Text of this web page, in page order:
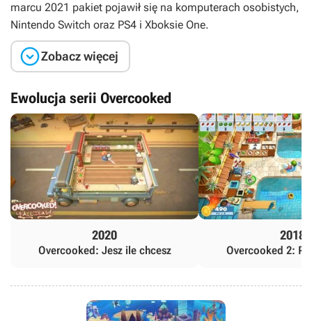
marcu 2021 pakiet pojawił się na komputerach osobistych,
Nintendo Switch oraz PS4 i Xboksie One.
Zobacz więcej
Ewolucja serii Overcooked
2020
Overcooked: Jesz ile chcesz
2018
Overcooked 2: